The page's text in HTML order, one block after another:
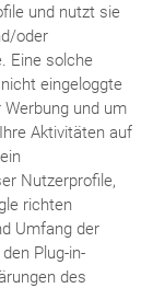
und nutzt sie
oder
Eine solche
eingeloggte
und um
Aktivitäten auf
Nutzerprofile,
richten
Umfang der
Plug-in-
des